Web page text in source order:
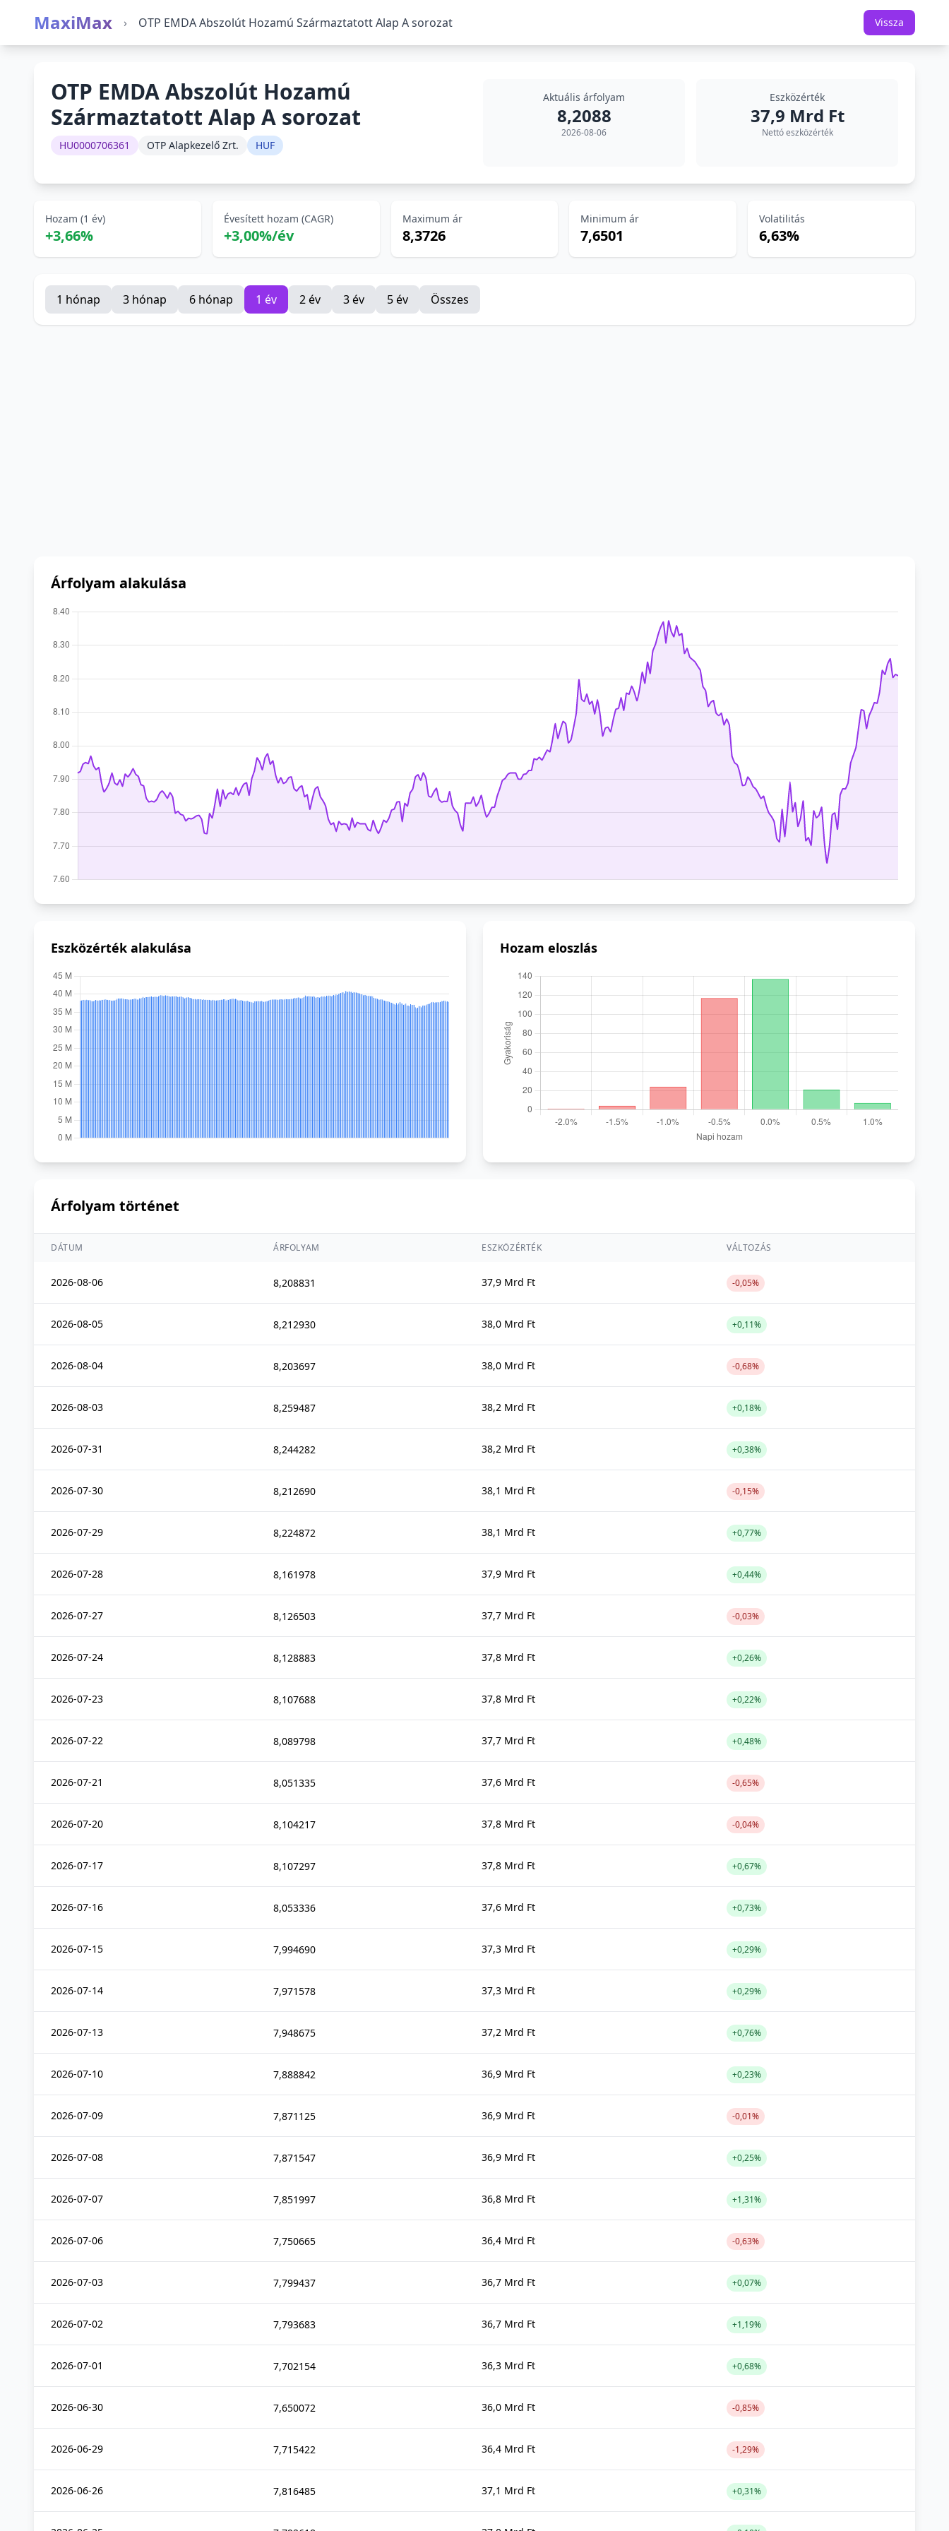
MaxiMax › OTP EMDA Abszolút Hozamú Származtatott Alap A sorozat Vissza
OTP EMDA Abszolút Hozamú
Származtatott Alap A sorozat
HU0000706361 OTP Alapkezelő Zrt. HUF
Aktuális árfolyam
8,2088
2026-08-06
Eszközérték
37,9 Mrd Ft
Nettó eszközérték
Hozam (1 év)
+3,66%
Évesített hozam (CAGR)
+3,00%/év
Maximum ár
8,3726
Minimum ár
7,6501
Volatilitás
6,63%
1 hónap 3 hónap 6 hónap 1 év 2 év 3 év 5 év Összes
Árfolyam alakulása
Eszközérték alakulása Hozam eloszlás
Árfolyam történet
DÁTUM ÁRFOLYAM ESZKÖZÉRTÉK VÁLTOZÁS
2026-08-06 8,208831 37,9 Mrd Ft -0,05%
2026-08-05 8,212930 38,0 Mrd Ft +0,11%
2026-08-04 8,203697 38,0 Mrd Ft -0,68%
2026-08-03 8,259487 38,2 Mrd Ft +0,18%
2026-07-31 8,244282 38,2 Mrd Ft +0,38%
2026-07-30 8,212690 38,1 Mrd Ft -0,15%
2026-07-29 8,224872 38,1 Mrd Ft +0,77%
2026-07-28 8,161978 37,9 Mrd Ft +0,44%
2026-07-27 8,126503 37,7 Mrd Ft -0,03%
2026-07-24 8,128883 37,8 Mrd Ft +0,26%
2026-07-23 8,107688 37,8 Mrd Ft +0,22%
2026-07-22 8,089798 37,7 Mrd Ft +0,48%
2026-07-21 8,051335 37,6 Mrd Ft -0,65%
2026-07-20 8,104217 37,8 Mrd Ft -0,04%
2026-07-17 8,107297 37,8 Mrd Ft +0,67%
2026-07-16 8,053336 37,6 Mrd Ft +0,73%
2026-07-15 7,994690 37,3 Mrd Ft +0,29%
2026-07-14 7,971578 37,3 Mrd Ft +0,29%
2026-07-13 7,948675 37,2 Mrd Ft +0,76%
2026-07-10 7,888842 36,9 Mrd Ft +0,23%
2026-07-09 7,871125 36,9 Mrd Ft -0,01%
2026-07-08 7,871547 36,9 Mrd Ft +0,25%
2026-07-07 7,851997 36,8 Mrd Ft +1,31%
2026-07-06 7,750665 36,4 Mrd Ft -0,63%
2026-07-03 7,799437 36,7 Mrd Ft +0,07%
2026-07-02 7,793683 36,7 Mrd Ft +1,19%
2026-07-01 7,702154 36,3 Mrd Ft +0,68%
2026-06-30 7,650072 36,0 Mrd Ft -0,85%
2026-06-29 7,715422 36,4 Mrd Ft -1,29%
2026-06-26 7,816485 37,1 Mrd Ft +0,31%